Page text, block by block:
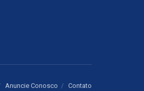
Anuncie Conosco Contato